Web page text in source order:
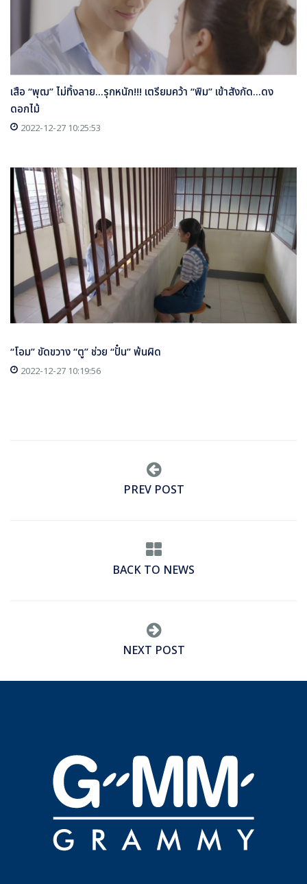
เสือ “พุฒ” ไม่ทิ้งลาย...รุกหนัก!!! เตรียมคว้า “พิม” เข้าสังกัด...ดง
ดอกไม้
2022-12-27 10:25:53
“โอม” ขัดขวาง “ตู” ช่วย “ปั๋น” พ้นผิด
2022-12-27 10:19:56
PREV POST
BACK TO NEWS
NEXT POST